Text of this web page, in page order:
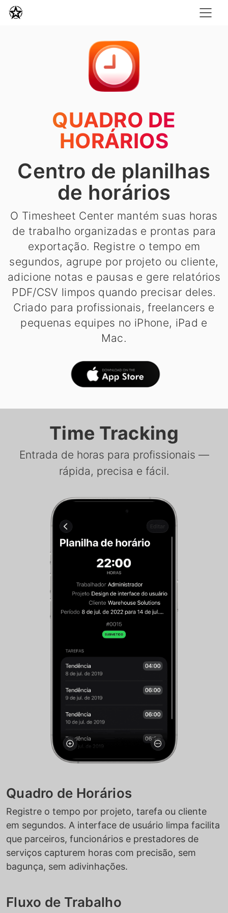
QUADRO DE
HORÁRIOS
Centro de planilhas
de horários
O Timesheet Center mantém suas horas
de trabalho organizadas e prontas para
exportação. Registre o tempo em
segundos, agrupe por projeto ou cliente,
adicione notas e pausas e gere relatórios
PDF/CSV limpos quando precisar deles.
Criado para profissionais, freelancers e
pequenas equipes no iPhone, iPad e
Mac.
Time Tracking
Entrada de horas para profissionais —
rápida, precisa e fácil.
Quadro de Horários
Registre o tempo por projeto, tarefa ou cliente
em segundos. A interface de usuário limpa facilita
que parceiros, funcionários e prestadores de
serviços capturem horas com precisão, sem
bagunça, sem adivinhações.
Fluxo de Trabalho